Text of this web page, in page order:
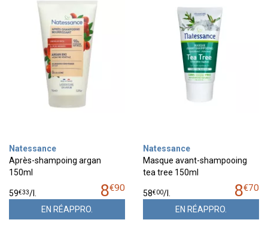
Natessance
Après-shampoing argan
150ml
8€90
59€33/
EN RÉAPPRO.
Natessance
Masque avant-shampooing
tea tree 150ml
8€70
58€00/
EN RÉAPPRO.